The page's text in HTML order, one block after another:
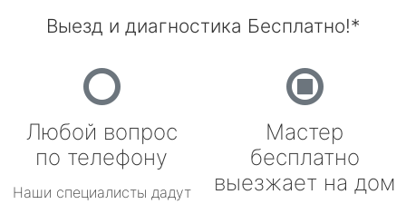
Выезд и диагностика Бесплатно!*
Любой вопрос
по телефону
Наши специалисты дадут
Мастер
бесплатно
выезжает на дом